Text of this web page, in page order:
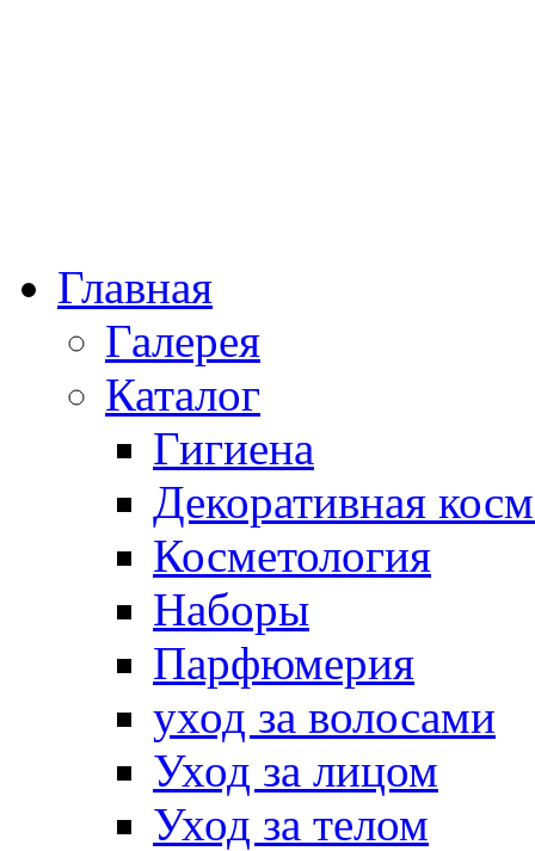
Главная
Галерея
Каталог
Гигиена
Декоративная
Косметология
Наборы
Парфюмерия
уход за волосами
Уход за лицом
Уход за телом